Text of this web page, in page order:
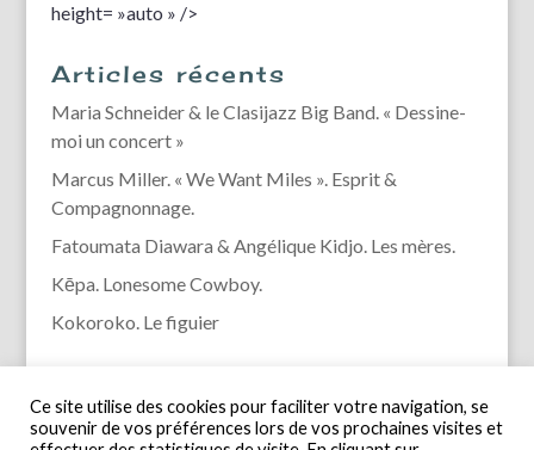
height= »auto » />
Articles récents
Maria Schneider & le Clasijazz Big Band. « Dessine-
moi un concert »
Marcus Miller. « We Want Miles ». Esprit &
Compagnonnage.
Fatoumata Diawara & Angélique Kidjo. Les mères.
Kēpa. Lonesome Cowboy.
Kokoroko. Le figuier
Ce site utilise des cookies pour faciliter votre navigation, se
souvenir de vos préférences lors de vos prochaines visites et